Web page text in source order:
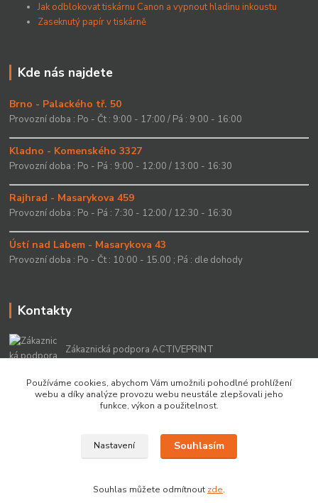
Jak odblokovat tiskárnu Canon a vypnout hladinu inkoustu
Zaseknutý papír v tiskárně
Kde nás najdete
Brno - Palackého tř. 50
Provozní doba : Po - Čt : 9:00 - 17:00 / Pá : 9:00 - 16:00
Kladno - Komenského 3327
Provozní doba : Po - Pá : 9:00 - 12:00 / 13:00 - 16:30
Rajhrad - Masarykova 459
Provozní doba : Po - Pá : 7:30 - 12:00 / 12:30 - 16:30
Ústí nad Labem - Masarykova 43
Provozní doba : Po - Čt : 10:00 - 15.00 ; Pá : dle dohody
Kontakty
Zákaznická podpora ACTIVEPRINT
+420 549 213 756
info@activeprint.cz
Copyright 2022 © ActivePrint s.r.o.
Používáme cookies, abychom Vám umožnili pohodlné prohlížení
webu a díky analýze provozu webu neustále zlepšovali jeho
funkce, výkon a použitelnost.
Nastavení Souhlasím
Souhlas můžete odmítnout zde.